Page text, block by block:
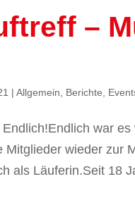
–
|Allgemein, Berichte,
war
Mitglieder wieder zur
als Läuferin.Seit 18